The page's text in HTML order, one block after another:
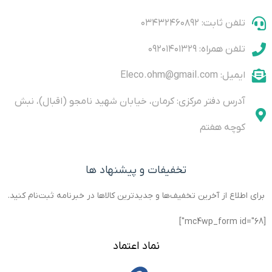
Stable
Easy to
Compatible
Arduino
for DIY
تلفن ثابت: ۰۳۴۳۲۴۶۰۸۹۲
تلفن همراه: ۰۹۲۰۱۴۰۱۳۲۹
ایمیل: Eleco.ohm@gmail.com
آدرس دفتر مرکزی: کرمان، خیابان شهید نامجو (اقبال)، نبش
کوچه هفتم
تخفیفات و پیشنهاد ها
برای اطلاع از آخرین تخفیف‌ها و جدیدترین کالاها در خبرنامه ثبت‌نام کنید.
[mc4wp_form id="68"]
نماد اعتماد